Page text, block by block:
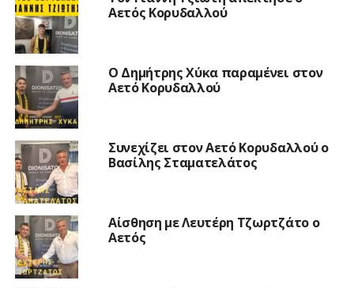
Αετός Κορυδαλλού
O Δημήτρης Χύκα παραμένει στον
Αετό Κορυδαλλού
Συνεχίζει στον Αετό Κορυδαλλού ο
Βασίλης Σταματελάτος
Αίσθηση με Λευτέρη Τζωρτζάτο ο
Αετός